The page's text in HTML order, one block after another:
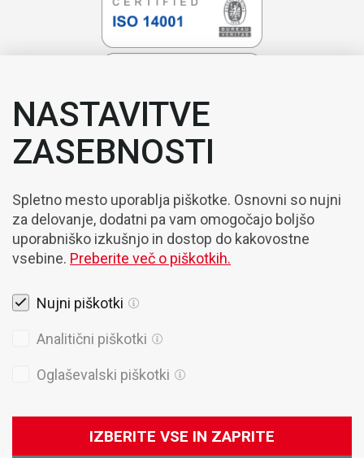
NASTAVITVE
ZASEBNOSTI
Spletno mesto uporablja piškotke. Osnovni so nujni
za delovanje, dodatni pa vam omogočajo boljšo
uporabniško izkušnjo in dostop do kakovostne
vsebine. Preberite več o piškotkih.
Nujni piškotki
Analitični piškotki
Oglaševalski piškotki
IZBERITE VSE IN ZAPRITE